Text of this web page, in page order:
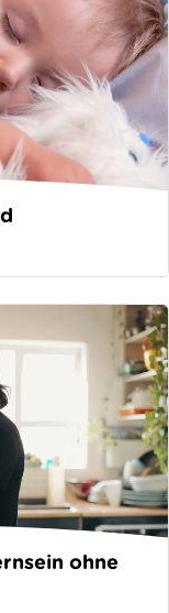
ohne